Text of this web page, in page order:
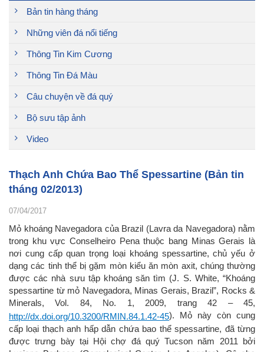
Bản tin hàng tháng
Những viên đá nổi tiếng
Thông Tin Kim Cương
Thông Tin Đá Màu
Câu chuyện về đá quý
Bộ sưu tập ảnh
Video
Thạch Anh Chứa Bao Thể Spessartine (Bản tin
tháng 02/2013)
07/04/2017
Mỏ khoáng Navegadora của Brazil (Lavra da Navegadora) nằm
trong khu vực Conselheiro Pena thuộc bang Minas Gerais là
nơi cung cấp quan trọng loại khoáng spessartine, chủ yếu ở
dạng các tinh thể bị gặm mòn kiểu ăn mòn axit, chúng thường
được các nhà sưu tập khoáng săn tìm (J. S. White, “Khoáng
spessartine từ mỏ Navegadora, Minas Gerais, Brazil”, Rocks &
Minerals, Vol. 84, No. 1, 2009, trang 42 – 45,
http://dx.doi.org/10.3200/RMIN.84.1.42-45). Mỏ này còn cung
cấp loại thạch anh hấp dẫn chứa bao thể spessartine, đã từng
được trưng bày tại Hội chợ đá quý Tucson năm 2011 bởi